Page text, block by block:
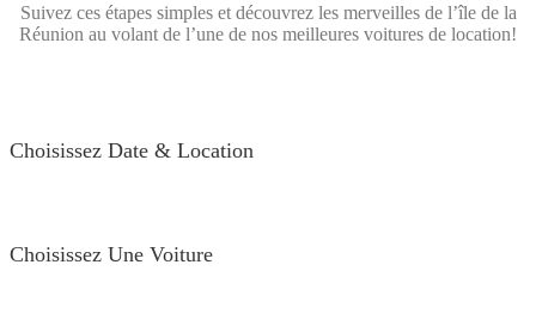
Suivez ces étapes simples et découvrez les merveilles de l’île de la
Réunion au volant de l’une de nos meilleures voitures de location!
Choisissez Date & Location
Choisissez Une Voiture